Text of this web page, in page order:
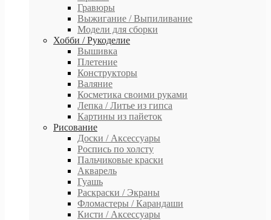
Гравюры
Выжигание / Выпиливание
Модели для сборки
Хобби / Рукоделие
Вышивка
Плетение
Конструкторы
Валяние
Косметика своими руками
Лепка / Литье из гипса
Картины из пайеток
Рисование
Доски / Аксессуары
Роспись по холсту
Пальчиковые краски
Акварель
Гуашь
Раскраски / Экраны
Фломастеры / Карандаши
Кисти / Аксессуары